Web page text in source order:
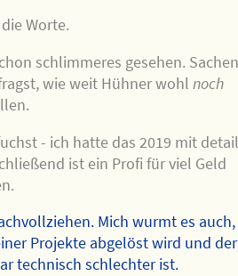
Worte.
schlimmeres gesehen.
wie weit Hühner wohl noch
- ich hatte das 2019 mit
ist ein Profi für viel Geld
Mich wurmt es auch,
Projekte abgelöst wird und der
technisch schlechter ist.